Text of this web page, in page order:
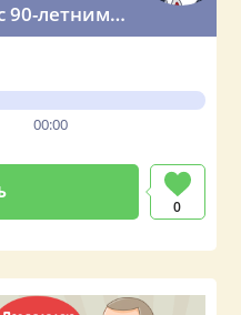
90-летним
00:00
0